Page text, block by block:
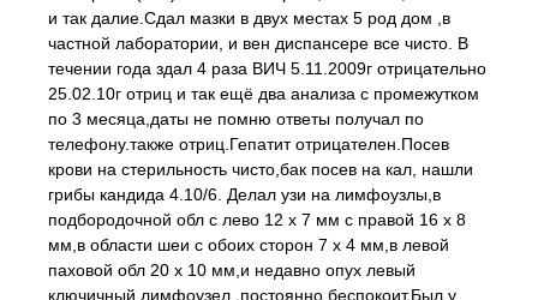
и так далие.Сдал мазки в двух местах 5 род дом ,в
частной лаборатории, и вен диспансере все чисто. В
течении года здал 4 раза ВИЧ 5.11.2009г отрицательно
25.02.10г отриц и так ещё два анализа с промежутком
по 3 месяца,даты не помню ответы получал по
телефону.также отриц.Гепатит отрицателен.Посев
крови на стерильность чисто,бак посев на кал, нашли
грибы кандида 4.10/6. Делал узи на лимфоузлы,в
подбородочной обл с лево 12 х 7 мм с правой 16 х 8
мм,в области шеи с обоих сторон 7 х 4 мм,в левой
паховой обл 20 х 10 мм,и недавно опух левый
ключичный лимфоузел ,постоянно беспокоит.Был у